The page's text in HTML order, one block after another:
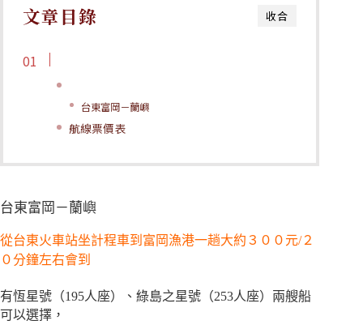
收合
文章目錄
台東富岡－蘭嶼
航線票價表
台東富岡－蘭嶼
從台東火車站坐計程車到富岡漁港一趟大約３００元/２
０分鐘左右會到
有恆星號（195人座）、綠島之星號（253人座）兩艘船
可以選擇，